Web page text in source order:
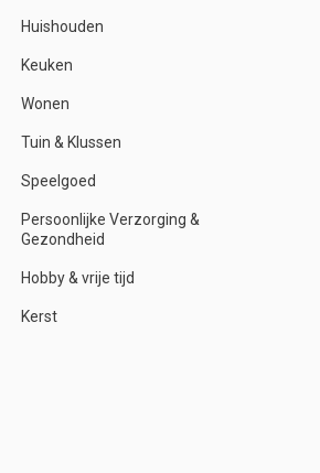
Huishouden
Keuken
Wonen
Tuin & Klussen
Speelgoed
Persoonlijke Verzorging &
Gezondheid
Hobby & vrije tijd
Kerst